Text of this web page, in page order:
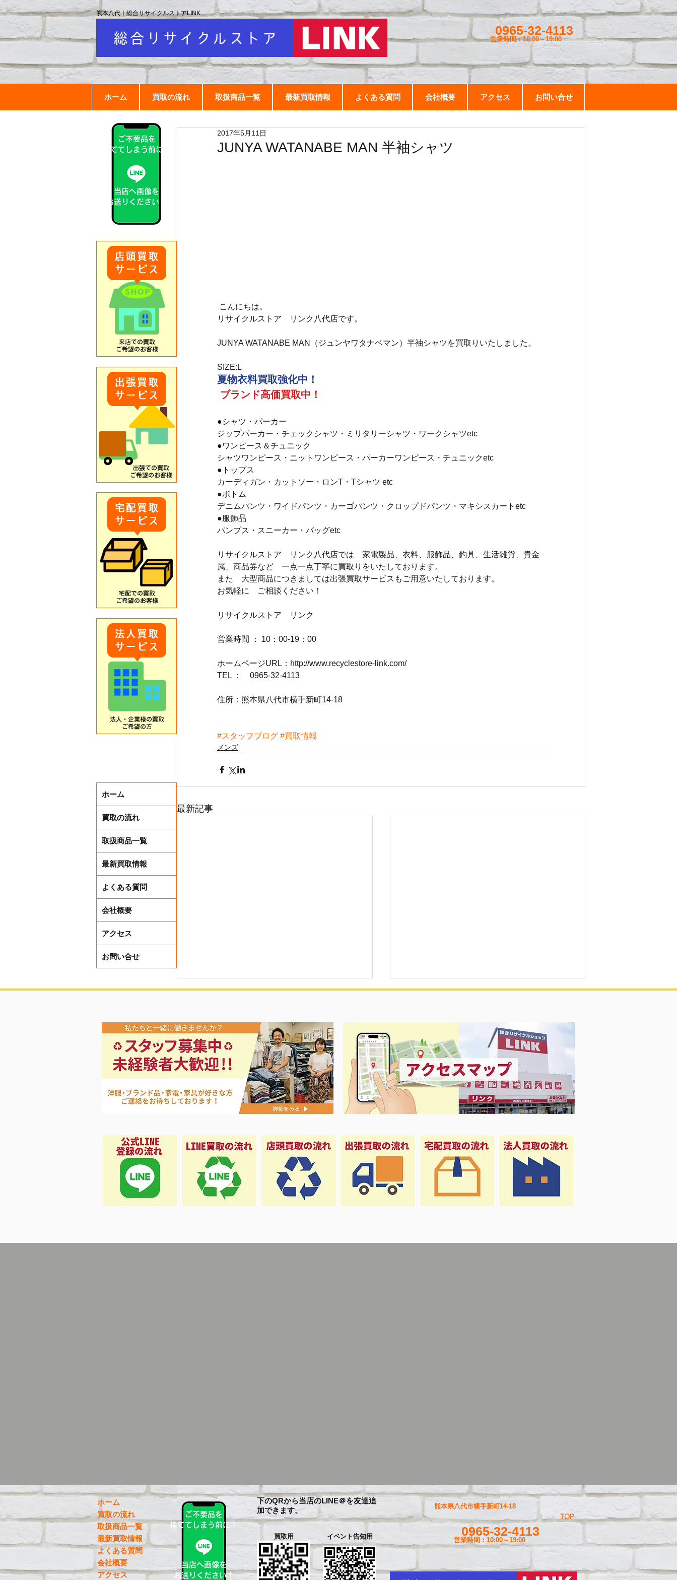
0965-32-4113
営業時間：10:00～19:00
ホーム 買取の流れ 取扱商品一覧 最新買取情報 よくある質問 会社概要 アクセス お問い合せ
熊本八代｜総合リサイクルストアLINK
JUNYA WATANABE MAN 半袖シャツ
2017年5月11日
こんにちは。
リサイクルストア　リンク八代店です。
JUNYA WATANABE MAN（ジュンヤワタナベマン）半袖シャツを買取りいたしました。
SIZE:L
夏物衣料買取強化中！
ブランド高価買取中！
●シャツ・パーカー
ジップパーカー・チェックシャツ・ミリタリーシャツ・ワークシャツetc
●ワンピース＆チュニック
シャツワンピース・ニットワンピース・パーカーワンピース・チュニックetc
●トップス
カーディガン・カットソー・ロンT・Tシャツ etc
●ボトム
デニムパンツ・ワイドパンツ・カーゴパンツ・クロップドパンツ・マキシスカートetc
●服飾品
パンプス・スニーカー・バッグetc
リサイクルストア　リンク八代店では　家電製品、衣料、服飾品、釣具、生活雑貨、貴金
属、商品券など　一点一点丁寧に買取りをいたしております。
また　大型商品につきましては出張買取サービスもご用意いたしております。
お気軽に　ご相談ください！
リサイクルストア　リンク
営業時間 ： 10：00-19：00
ホームページURL：http://www.recyclestore-link.com/
TEL ：　0965-32-4113
住所：熊本県八代市横手新町14-18
#スタッフブログ #買取情報
メンズ
最新記事
ナイキ・コンバース メンズスニーカー
NIKE メンズスニーカー
ホーム
買取の流れ
取扱商品一覧
最新買取情報
よくある質問
会社概要
アクセス
お問い合せ
ご不要品を
捨ててしまう前に！
当店へ画像を
お送りください！
ホーム
買取の流れ
取扱商品一覧
最新買取情報
よくある質問
会社概要
アクセス
ご不要品を
捨ててしまう前に！
当店へ画像を
お送りください！
下のQRから当店のLINE＠を友達追
加できます。
買取用 イベント告知用
TOP
0965-32-4113
営業時間：10:00～19:00
熊本県八代市横手新町14-18